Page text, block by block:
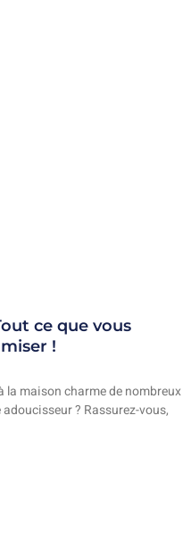
ce que vous
!
la maison charme de nombreux
? Rassurez-vous,